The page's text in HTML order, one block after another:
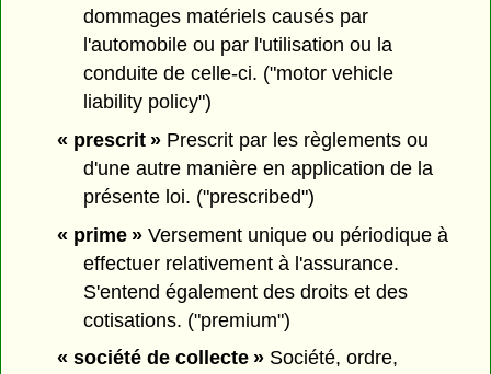
dommages matériels causés par
l'automobile ou par l'utilisation ou la
conduite de celle-ci. ("motor vehicle
liability policy")
« prescrit »Prescrit par les règlements ou
d'une autre manière en application de la
présente loi. ("prescribed")
« prime »Versement unique ou périodique à
effectuer relativement à l'assurance.
S'entend également des droits et des
cotisations. ("premium")
« société de collecte »Société, ordre,